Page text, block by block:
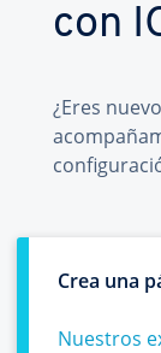
con
¿Eres
Crea una
Nuestros